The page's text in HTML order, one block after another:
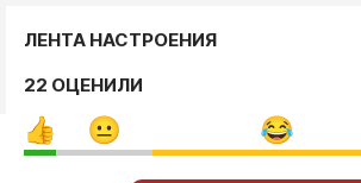
ЛЕНТА НАСТРОЕНИЯ
22 ОЦЕНИЛИ